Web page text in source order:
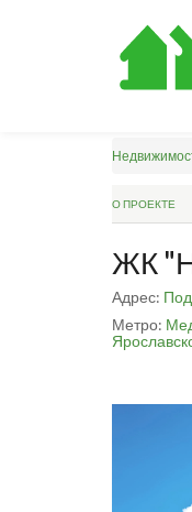
О ПРОЕКТЕ
ЖК
Адрес:
Метро: